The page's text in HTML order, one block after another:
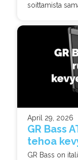
soittamista
April 29, 2026
GR Bass
tehoa
GR Bass on